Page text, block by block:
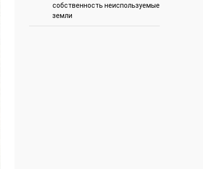
собственность неиспользуемые
земли